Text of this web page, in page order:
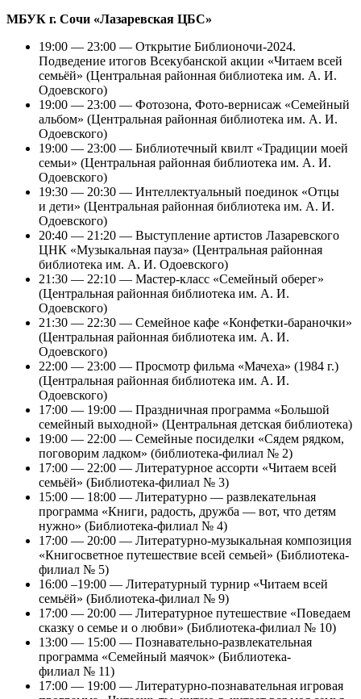
МБУК г. Сочи «Лазаревская ЦБС»
19:00 — 23:00 — Открытие Библионочи-2024.
Подведение итогов Всекубанской акции «Читаем всей
семьёй» (Центральная районная библиотека им. А. И.
Одоевского)
19:00 — 23:00 — Фотозона, Фото-вернисаж «Семейный
альбом» (Центральная районная библиотека им. А. И.
Одоевского)
19:00 — 23:00 — Библиотечный квилт «Традиции моей
семьи» (Центральная районная библиотека им. А. И.
Одоевского)
19:30 — 20:30 — Интеллектуальный поединок «Отцы
и дети» (Центральная районная библиотека им. А. И.
Одоевского)
20:40 — 21:20 — Выступление артистов Лазаревского
ЦНК «Музыкальная пауза» (Центральная районная
библиотека им. А. И. Одоевского)
21:30 — 22:10 — Мастер-класс «Семейный оберег»
(Центральная районная библиотека им. А. И.
Одоевского)
21:30 — 22:30 — Семейное кафе «Конфетки-бараночки»
(Центральная районная библиотека им. А. И.
Одоевского)
22:00 — 23:00 — Просмотр фильма «Мачеха» (1984 г.)
(Центральная районная библиотека им. А. И.
Одоевского)
17:00 — 19:00 — Праздничная программа «Большой
семейный выходной» (Центральная детская библиотека)
19:00 — 22:00 — Семейные посиделки «Сядем рядком,
поговорим ладком» (библиотека-филиал № 2)
17:00 — 22:00 — Литературное ассорти «Читаем всей
семьёй» (Библиотека-филиал № 3)
15:00 — 18:00 — Литературно — развлекательная
программа «Книги, радость, дружба — вот, что детям
нужно» (Библиотека-филиал № 4)
17:00 — 20:00 — Литературно-музыкальная композиция
«Книгосветное путешествие всей семьей» (Библиотека-
филиал № 5)
16:00 –19:00 — Литературный турнир «Читаем всей
семьёй» (Библиотека-филиал № 9)
17:00 — 20:00 — Литературное путешествие «Поведаем
сказку о семье и о любви» (Библиотека-филиал № 10)
13:00 — 15:00 — Познавательно-развлекательная
программа «Семейный маячок» (Библиотека-
филиал № 11)
17:00 — 19:00 — Литературно-познавательная игровая